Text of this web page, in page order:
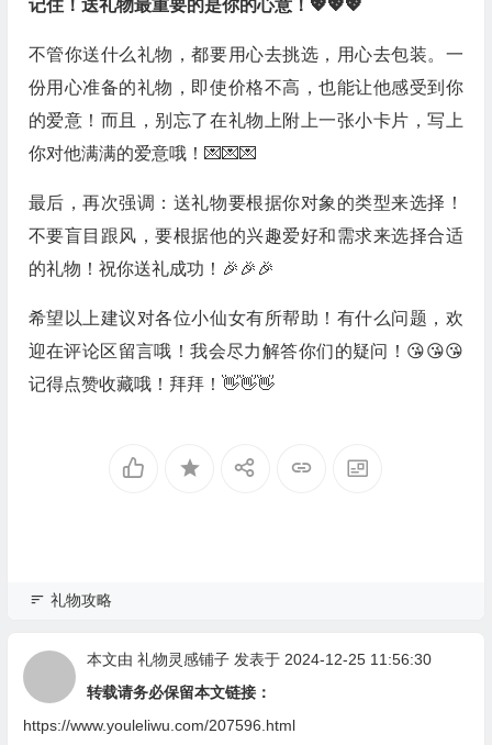
记住！送礼物最重要的是你的心意！💖💖💖
不管你送什么礼物，都要用心去挑选，用心去包装。一
份用心准备的礼物，即使价格不高，也能让他感受到你
的爱意！而且，别忘了在礼物上附上一张小卡片，写上
你对他满满的爱意哦！💌💌💌
最后，再次强调：送礼物要根据你对象的类型来选择！
不要盲目跟风，要根据他的兴趣爱好和需求来选择合适
的礼物！祝你送礼成功！🎉🎉🎉
希望以上建议对各位小仙女有所帮助！有什么问题，欢
迎在评论区留言哦！我会尽力解答你们的疑问！😘😘😘
记得点赞收藏哦！拜拜！👋👋👋
礼物攻略
本文由 礼物灵感铺子发表于 2024-12-25 11:56:30
转载请务必保留本文链接：
https://www.youleliwu.com/207596.html